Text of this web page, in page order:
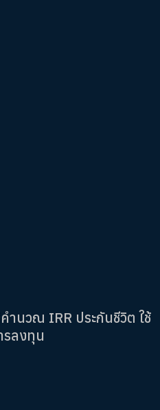
ำนวณ IRR ประกันชีวิต ใช้
ลงทุน